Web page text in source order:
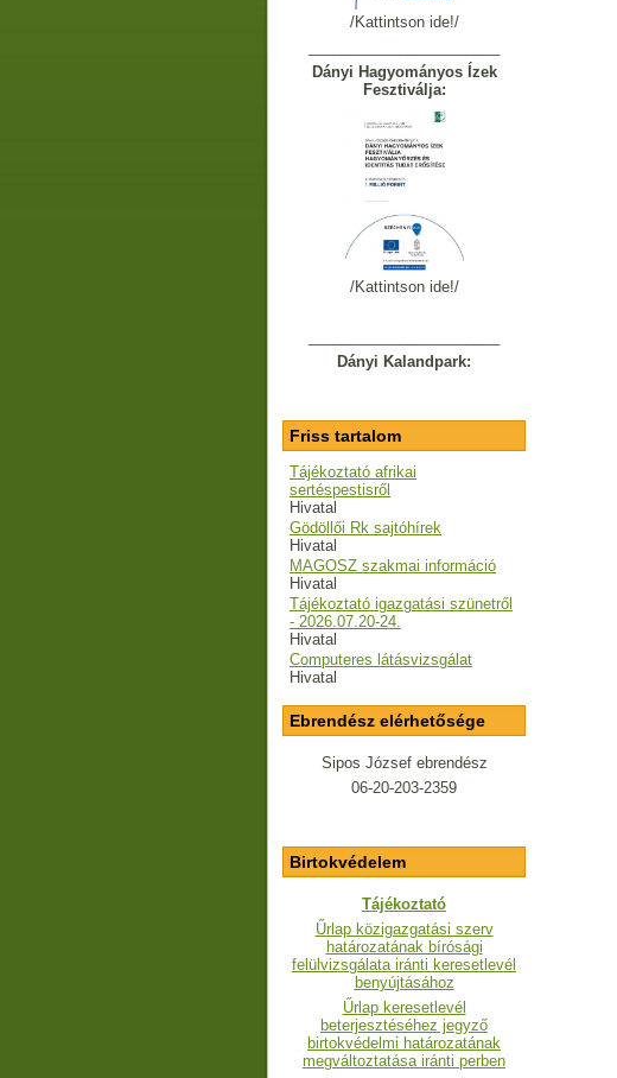
/Kattintson ide!/
Dányi Hagyományos Ízek
Fesztiválja:
/Kattintson ide!/
Dányi Kalandpark:
Friss tartalom
Tájékoztató afrikai
sertéspestisről
Hivatal
Gödöllői Rk sajtóhírek
Hivatal
MAGOSZ szakmai információ
Hivatal
Tájékoztató igazgatási szünetről
- 2026.07.20-24.
Hivatal
Computeres látásvizsgálat
Hivatal
Ebrendész elérhetősége
Sipos József ebrendész
06-20-203-2359
Birtokvédelem
Tájékoztató
Űrlap közigazgatási szerv
határozatának bírósági
felülvizsgálata iránti keresetlevél
benyújtásához
Űrlap keresetlevél
beterjesztéséhez jegyző
birtokvédelmi határozatának
megváltoztatása iránti perben